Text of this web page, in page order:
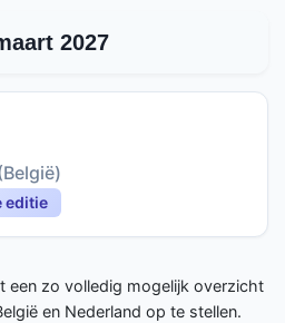
2027
editie
een zo volledig mogelijk overzicht
en Nederland op te stellen.